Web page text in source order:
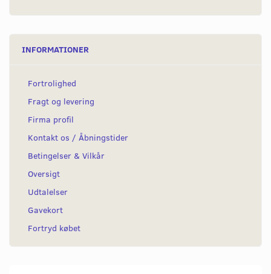
INFORMATIONER
Fortrolighed
Fragt og levering
Firma profil
Kontakt os / Åbningstider
Betingelser & Vilkår
Oversigt
Udtalelser
Gavekort
Fortryd købet